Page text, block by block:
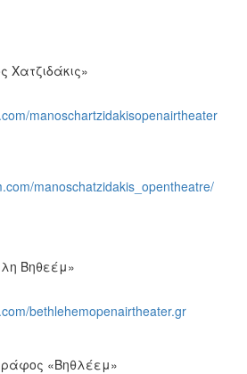
Χατζιδάκις»
manoschartzidakisopenairtheater
manoschatzidakis_opentheatre/
Βηθεέμ»
bethlehemopenairtheater.gr
«Βηθλέεμ»